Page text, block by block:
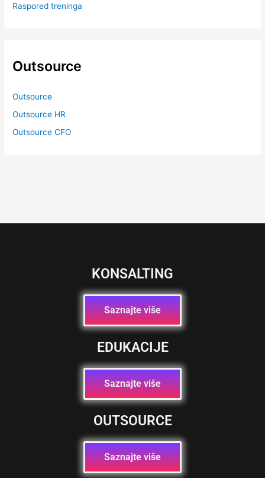
Raspored treninga
Outsource
Outsource
Outsource HR
Outsource CFO
KONSALTING
Saznajte više
EDUKACIJE
Saznajte više
OUTSOURCE
Saznajte više